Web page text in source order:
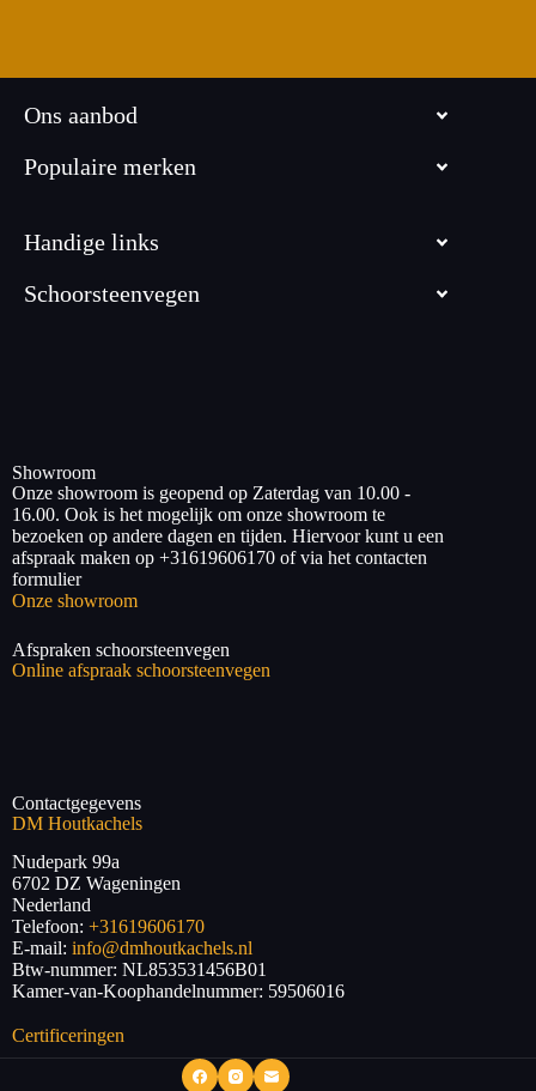
Ons aanbod
Populaire merken
Handige links
Schoorsteenvegen
Showroom
Onze showroom is geopend op Zaterdag van 10.00 -
16.00. Ook is het mogelijk om onze showroom te
bezoeken op andere dagen en tijden. Hiervoor kunt u een
afspraak maken op +31619606170 of via het contacten
formulier
Onze showroom
Afspraken schoorsteenvegen
Online afspraak schoorsteenvegen
Contactgegevens
DM Houtkachels
Nudepark 99a
6702 DZ Wageningen
Nederland
Telefoon: +31619606170
E-mail: info@dmhoutkachels.nl
Btw-nummer: NL853531456B01
Kamer-van-Koophandelnummer: 59506016
Certificeringen